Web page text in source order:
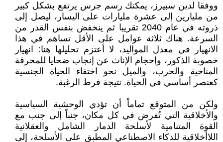
ووفقا لدين سبيرز، يمكنك رسم جرس يرتفع بشكل كبير
من مليارين إلى عشرة مليارات على اليسار، ليصل إلى
ذروته في عام 2040 تقريبا ثم ينخفض بنفس القدر من
السرعة. هناك ثلاثة عوامل على الأقل تساهم في هذا
الانهيار في معدل المواليد، لا أعتزم تحليلها هنا: انهيار
خصوبة الذكور، وإحجام الإناث عن إنجاب ضحايا للمحرقة
المناخية والحرب، والميل نحو اختفاء الحياة الجنسية
كعنصر أساسي في الحياة. نتيجة فرط الرغبة.
ولكن من المتوقع تماماً أن تؤدي الوحشية السياسية
والأخلاقية التي تُفرض في كل مكان، جنباً إلى جنب مع
القوة المتنامية لأسلحة الدمار الشامل والعقلانية
اللاأخلاقية للذكاء الاصطناعي المطبق على الأسلحة، إلى